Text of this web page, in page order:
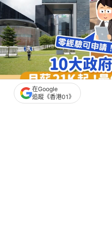
撰文：奶茶妹
在Google
追蹤《香港01》